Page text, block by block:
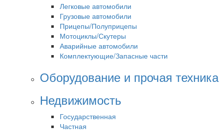
Легковые автомобили
Грузовые автомобили
Прицепы/Полуприцепы
Мотоциклы/Скутеры
Аварийные автомобили
Комплектующие/Запасные части
Оборудование и прочая техника
Недвижимость
Государственная
Частная